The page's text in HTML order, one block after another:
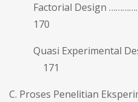
Factorial Design
170
Quasi Experimental
171
C. Proses Penelitian